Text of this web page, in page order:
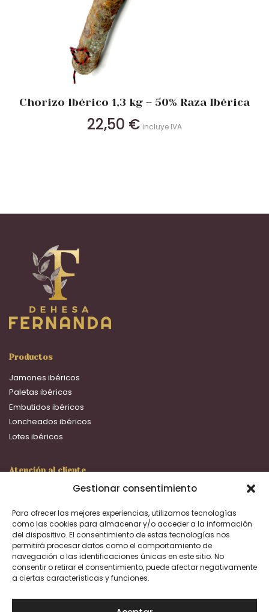
Gestionar consentimiento
Para ofrecer las mejores experiencias, utilizamos tecnologías
como las cookies para almacenar y/o acceder a la información
del dispositivo. El consentimiento de estas tecnologías nos
permitirá procesar datos como el comportamiento de
navegación o las identificaciones únicas en este sitio. No
consentir o retirar el consentimiento, puede afectar negativamente
a ciertas características y funciones.
Chorizo Ibérico 1,3 kg – 50% Raza Ibérica
22,50 € incluye IVA
Productos
Jamones ibéricos
Paletas ibéricas
Embutidos ibéricos
Loncheados ibéricos
Lotes ibéricos
Atención al cliente
ventas@dehesafernanda.com
Facebook
Instagram
Política de privacidad